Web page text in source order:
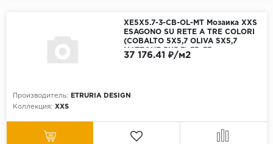
XE5X5.7-3-CB-OL-MT Мозаика XXS
ESAGONO SU RETE A TRE COLORI
(COBALTO 5X5,7 OLIVA 5X5,7
MATTONE 5X5,7) 33х37 см
Производитель:
ETRURIA DESIGN
Коллекция: XXS
37 176.41 ₽/м2